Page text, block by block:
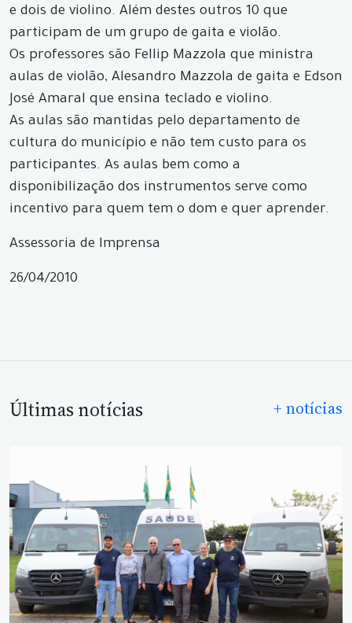
e dois de violino. Além destes outros 10 que
participam de um grupo de gaita e violão.
Os professores são Fellip Mazzola que ministra
aulas de violão, Alesandro Mazzola de gaita e Edson
José Amaral que ensina teclado e violino.
As aulas são mantidas pelo departamento de
cultura do município e não tem custo para os
participantes. As aulas bem como a
disponibilização dos instrumentos serve como
incentivo para quem tem o dom e quer aprender.
Assessoria de Imprensa
26/04/2010
Últimas notícias + notícias